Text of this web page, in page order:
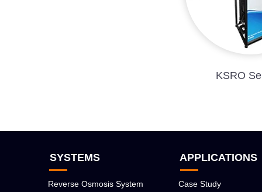
KSRO
SYSTEMS
Reverse Osmosis System
APPLICATIONS
Case Study